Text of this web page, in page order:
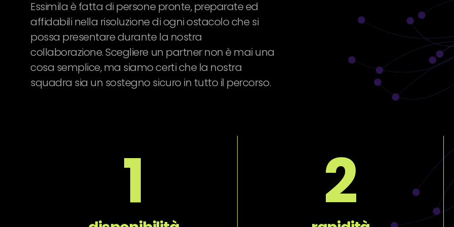
Essimila è fatta di persone pronte, preparate ed
affidabili nella risoluzione di ogni ostacolo che si
possa presentare durante la nostra
collaborazione. Scegliere un partner non è mai una
cosa semplice, ma siamo certi che la nostra
squadra sia un sostegno sicuro in tutto il percorso.
1 2